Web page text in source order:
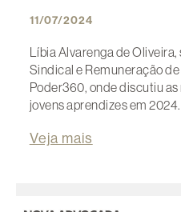
11/07/2024
Líbia Alvarenga de
Sindical e Remuneração
Poder360, onde discutiu
jovens aprendizes em
Veja mais